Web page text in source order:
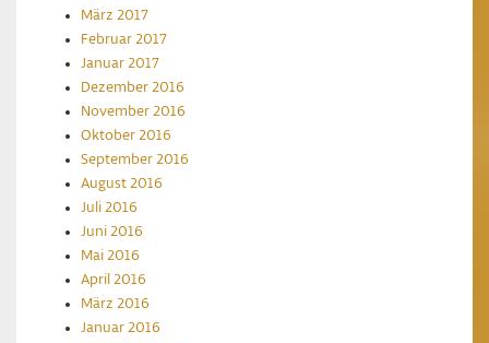
März 2017
Februar 2017
Januar 2017
Dezember 2016
November 2016
Oktober 2016
September 2016
August 2016
Juli 2016
Juni 2016
Mai 2016
April 2016
März 2016
Januar 2016